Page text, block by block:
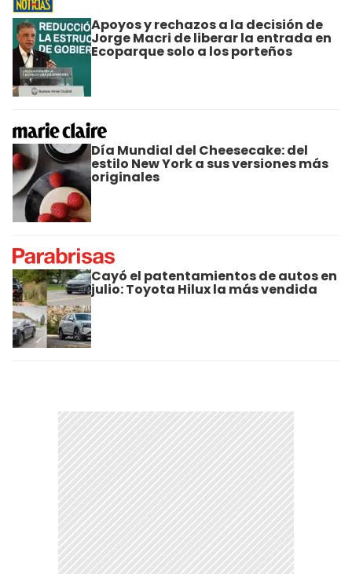
Apoyos y rechazos a la decisión de
Jorge Macri de liberar la entrada en
Ecoparque solo a los porteños
Día Mundial del Cheesecake: del
estilo New York a sus versiones más
originales
Cayó el patentamientos de autos en
julio: Toyota Hilux la más vendida